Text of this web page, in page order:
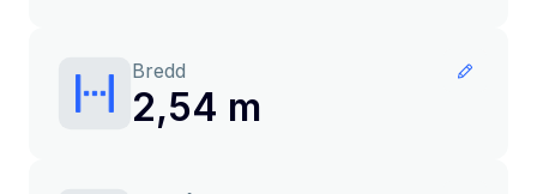
Bredd
2,54 m